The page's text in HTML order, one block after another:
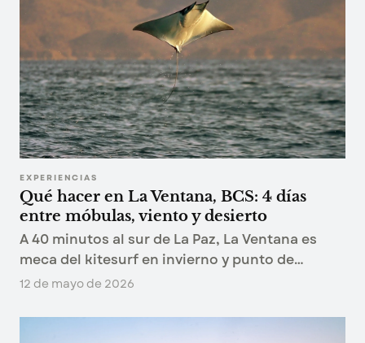
EXPERIENCIAS
Qué hacer en La Ventana, BCS: 4 días
entre móbulas, viento y desierto
A 40 minutos al sur de La Paz, La Ventana es
meca del kitesurf en invierno y punto de
encuentro con las agregaciones de mobulas en
12 de mayo de 2026